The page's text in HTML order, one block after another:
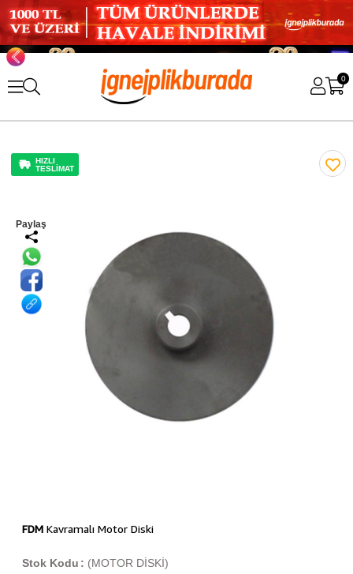
0
HIZLI
TESLİMAT
Paylaş
FDMKavramalı Motor Diski
(MOTOR DİSKİ)
Stok Kodu